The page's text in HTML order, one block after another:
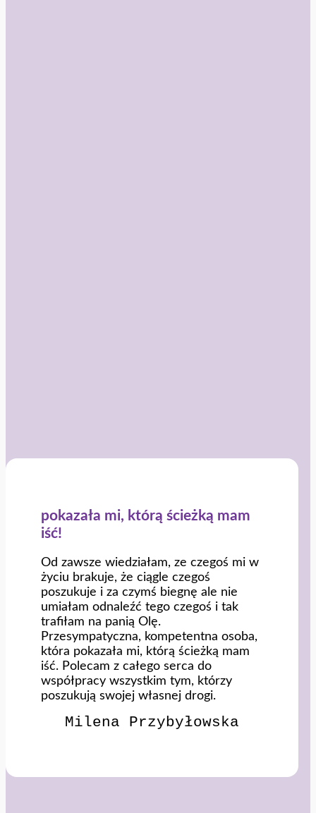
pokazała mi, którą ścieżką mam
iść!
Od zawsze wiedziałam, ze czegoś mi w
życiu brakuje, że ciągle czegoś
poszukuje i za czymś biegnę ale nie
umiałam odnaleźć tego czegoś i tak
trafiłam na panią Olę.
Przesympatyczna, kompetentna osoba,
która pokazała mi, którą ścieżką mam
iść. Polecam z całego serca do
współpracy wszystkim tym, którzy
poszukują swojej własnej drogi.
Milena Przybyłowska